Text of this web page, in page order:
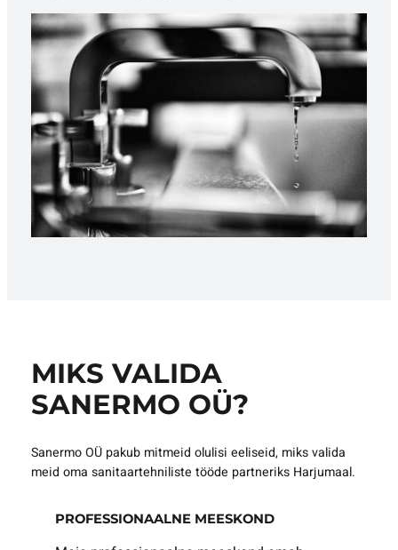
MIKS VALIDA
SANERMO OÜ?
Sanermo OÜ pakub mitmeid olulisi eeliseid, miks valida
meid oma sanitaartehniliste tööde partneriks Harjumaal.
PROFESSIONAALNE MEESKOND